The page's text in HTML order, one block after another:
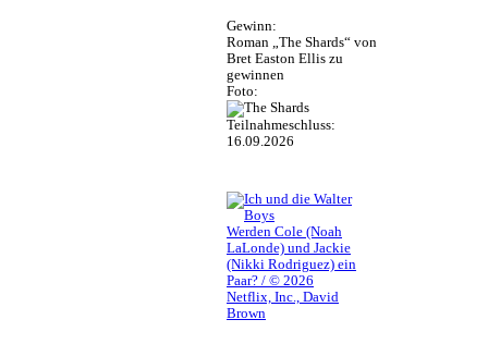
Gewinn:
Roman „The Shards“ von
Bret Easton Ellis zu
gewinnen
Foto:
Teilnahmeschluss:
16.09.2026
Werden Cole (Noah
LaLonde) und Jackie
(Nikki Rodriguez) ein
Paar? / © 2026
Netflix, Inc., David
Brown